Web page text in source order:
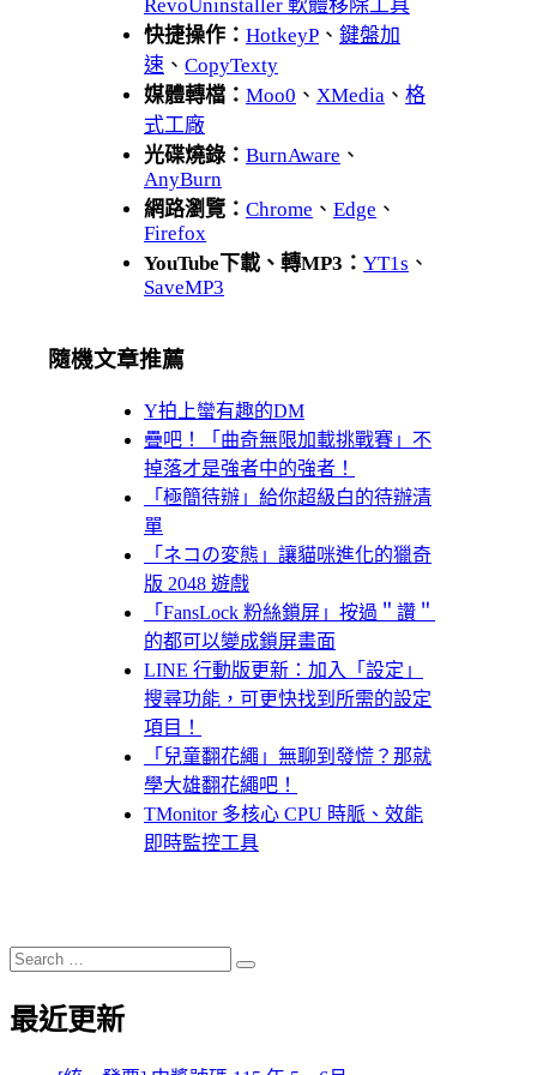
RevoUninstaller 軟體移除工具
快捷操作： HotkeyP 、 鍵盤加
速 、 CopyTexty
媒體轉檔： Moo0 、 XMedia 、 格
式工廠
光碟燒錄： BurnAware 、
AnyBurn
網路瀏覽： Chrome 、 Edge 、
Firefox
YouTube下載、轉MP3： YT1s 、
SaveMP3
隨機文章推薦
Y拍上蠻有趣的DM
疊吧！「曲奇無限加載挑戰賽」不
掉落才是強者中的強者！
「極簡待辦」給你超級白的待辦清
單
「ネコの変態」讓貓咪進化的獵奇
版 2048 遊戲
「FansLock 粉絲鎖屏」按過＂讚＂
的都可以變成鎖屏畫面
LINE 行動版更新：加入「設定」
搜尋功能，可更快找到所需的設定
項目！
「兒童翻花繩」無聊到發慌？那就
學大雄翻花繩吧！
TMonitor 多核心 CPU 時脈、效能
即時監控工具
Search
for:
Search
最近更新